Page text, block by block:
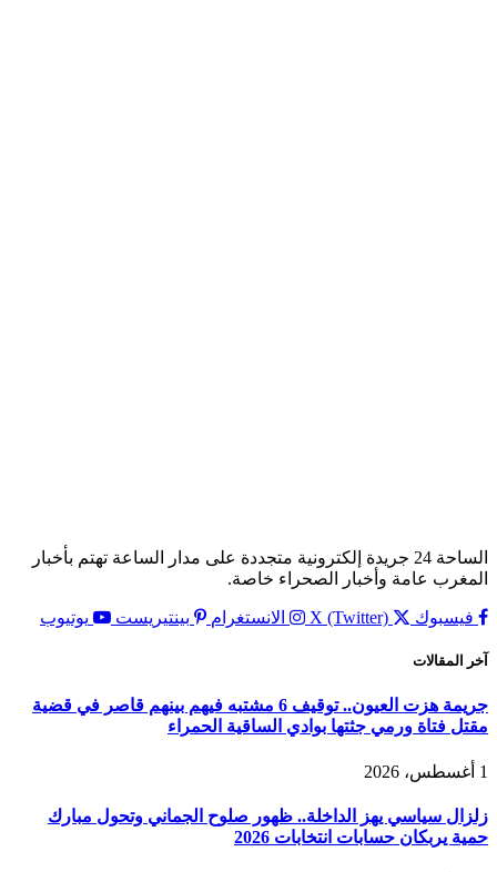
الساحة 24 جريدة إلكترونية متجددة على مدار الساعة تهتم بأخبار
المغرب عامة وأخبار الصحراء خاصة.
فيسبوك X (Twitter) الانستغرام بينتيريست يوتيوب
آخر المقالات
جريمة هزت العيون.. توقيف 6 مشتبه فيهم بينهم قاصر في قضية
مقتل فتاة ورمي جثتها بوادي الساقية الحمراء
1 أغسطس، 2026
زلزال سياسي يهز الداخلة.. ظهور صلوح الجماني وتحول مبارك
حمية يربكان حسابات انتخابات 2026